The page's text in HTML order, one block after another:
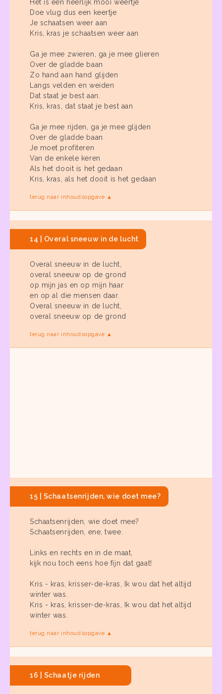
Het is een heerlijk mooi weertje
Doe vlug dus een keertje
Je schaatsen weer aan
Kris, kras je schaatsen weer aan
Ga je mee zwieren, ga je mee glieren
Over de gladde baan
Zo hand aan hand glijden
Langs velden en weiden
Dat staat je best aan.
Kris, kras, dat staat je best aan
Ga je mee rijden, ga je mee glijden
Over de gladde baan
Je moet profiteren
Van de enkele keren
Als het dooit is het gedaan
Kris, kras, als het dooit is het gedaan
terug naar inhoudsopgave ▲
14 | Overal sneeuw in de lucht
Overal sneeuw in de lucht,
overal sneeuw op de grond
op mijn jas en op mijn haar
en op al die mensen daar.
Overal sneeuw in de lucht,
overal sneeuw op de grond
terug naar inhoudsopgave ▲
15 | Schaatsenrijden, wie doet mee?
Schaatsenrijden, wie doet mee?
Schaatsenrijden, ene, twee.
Links en rechts en in de maat,
kijk nou toch eens hoe fijn dat gaat!
Kris - kras, krisser-de-kras, Ik wou dat het altijd
winter was.
Kris - kras, krisser-de-kras, Ik wou dat het altijd
winter was.
terug naar inhoudsopgave ▲
16 | Schaatje rijden